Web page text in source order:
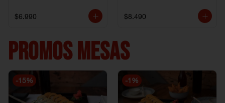
$6.990 $8.490
PROMOS MESAS
-15% -1 %